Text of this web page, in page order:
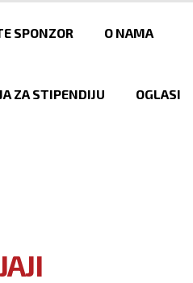
SPONZOR O NAMA
ZA STIPENDIJU OGLASI